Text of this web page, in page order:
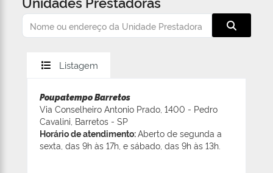
Listagem
Poupatempo Barretos
Via Conselheiro Antonio Prado, 1400 - Pedro
Cavalini, Barretos - SP
Horário de atendimento:Aberto de segunda a
sexta, das 9h às 17h, e sábado, das 9h às 13h.